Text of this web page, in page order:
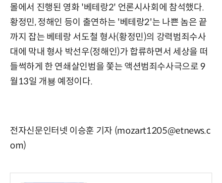
몰에서 진행된 영화 '베테랑2' 언론시사회에 참석했다.
황정민, 정해인 등이 출연하는 '베테랑2'는 나쁜 놈은 끝
까지 잡는 베테랑 서도철 형사(황정민)의 강력범죄수사
대에 막내 형사 박선우(정해인)가 합류하면서 세상을 떠
들썩하게 한 연쇄살인범을 쫓는 액션범죄수사극으로 9
월13일 개뵹 예정이다.
전자신문인터넷 이승훈 기자 (mozart1205@etnews.c
om)